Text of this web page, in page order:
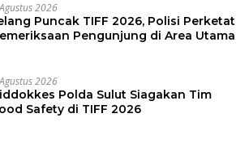
2026
Puncak TIFF 2026, Polisi Perketat
Pengunjung di Area Utama
2026
Polda Sulut Siagakan Tim
Safety di TIFF 2026